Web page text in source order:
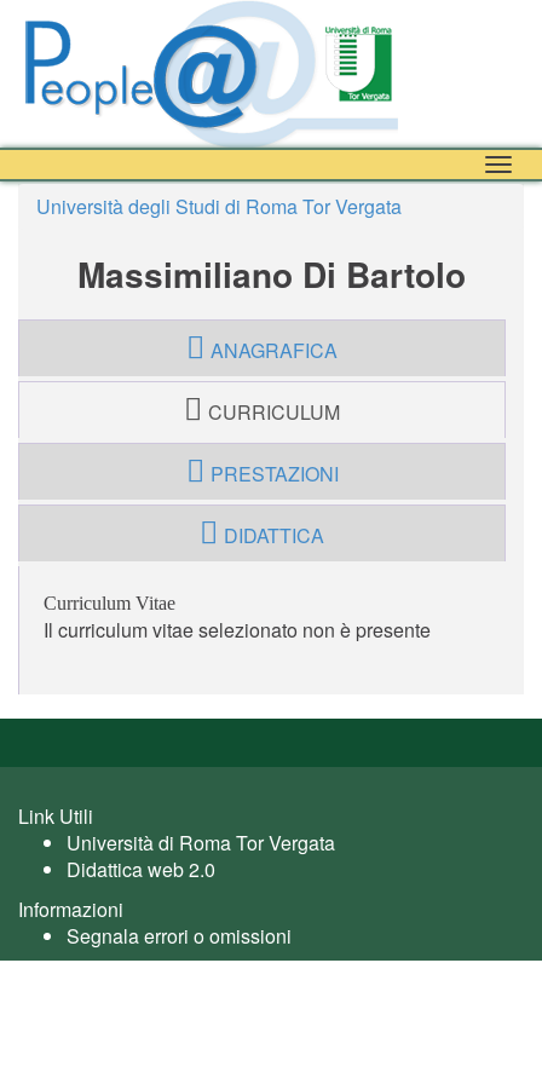
Università degli Studi di Roma Tor Vergata
Massimiliano Di Bartolo
ANAGRAFICA
CURRICULUM
PRESTAZIONI
DIDATTICA
Curriculum Vitae
Il curriculum vitae selezionato non è presente
Link Utili
Università di Roma Tor Vergata
Didattica web 2.0
Informazioni
Segnala errori o omissioni